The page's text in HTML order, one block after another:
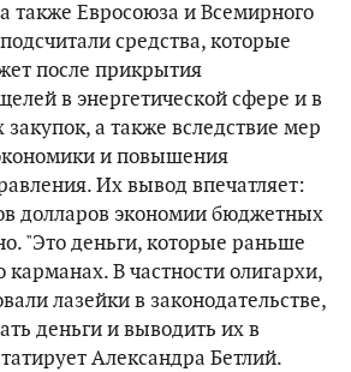
также Евросоюза и Всемирного
средства, которые
после прикрытия
в энергетической сфере и в
а также вследствие мер
и повышения
Их вывод впечатляет:
долларов экономии бюджетных
"Это деньги, которые раньше
карманах. В частности олигархи,
лазейки в законодательстве,
деньги и выводить их в
Александра Бетлий.